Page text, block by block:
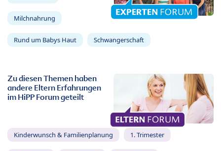
Milchnahrung
Rund um Babys Haut Schwangerschaft
Zu diesen Themen haben
andere Eltern Erfahrungen
im HiPP Forum geteilt
Kinderwunsch & Familienplanung 1. Trimester